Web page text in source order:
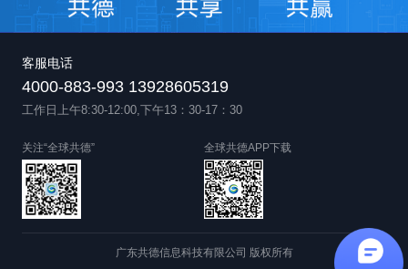
客服电话
4000-883-993 13928605319
工作日上午8:30-12:00,下午13：30-17：30
关注“全球共德” 全球共德APP下载
广东共德信息科技有限公司 版权所有